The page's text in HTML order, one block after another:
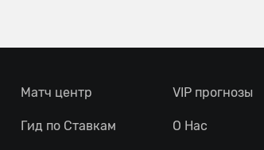
Матч центр
Гид по Ставкам
VIP прогнозы
О Нас